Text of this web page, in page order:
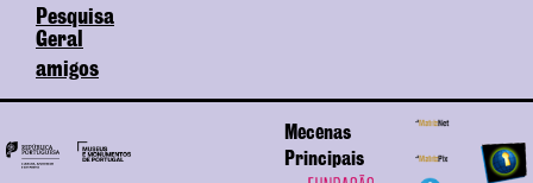
Pesquisa
Geral
amigos
Mecenas
Principais